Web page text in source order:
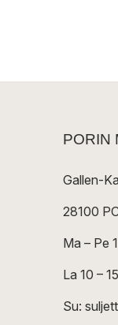
PORIN
Gallen-
28100
Ma – Pe
La 10 – 15
Su: